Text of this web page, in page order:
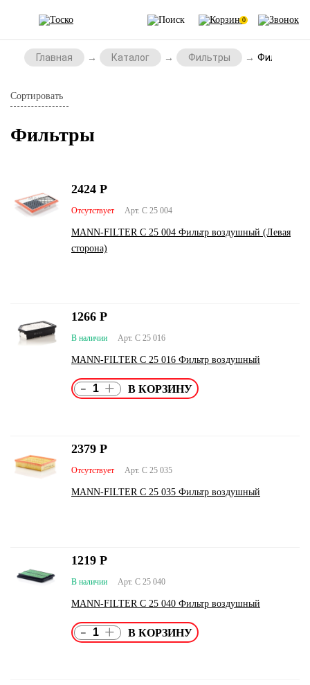
0
Главная Каталог Фильтры Фильтры
Сортировать
Фильтры
Арт. C 25 004
Отсутствует
MANN-FILTER C 25 004 Фильтр воздушный (Левая
сторона)
2424 Р
Арт. C 25 016
В наличии
MANN-FILTER C 25 016 Фильтр воздушный
1266 Р
- +
Арт. C 25 035
Отсутствует
MANN-FILTER C 25 035 Фильтр воздушный
2379 Р
Арт. C 25 040
В наличии
MANN-FILTER C 25 040 Фильтр воздушный
1219 Р
- +